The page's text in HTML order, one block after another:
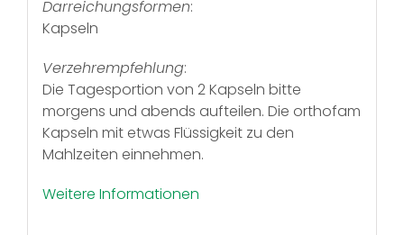
Darreichungsformen:
Kapseln
Verzehrempfehlung:
Die Tagesportion von 2 Kapseln bitte
morgens und abends aufteilen. Die orthofam
Kapseln mit etwas Flüssigkeit zu den
Mahlzeiten einnehmen.
Weitere Informationen